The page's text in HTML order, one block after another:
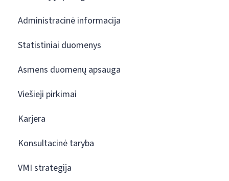
Administracinė informacija
Statistiniai duomenys
Asmens duomenų apsauga
Viešieji pirkimai
Karjera
Konsultacinė taryba
VMI strategija